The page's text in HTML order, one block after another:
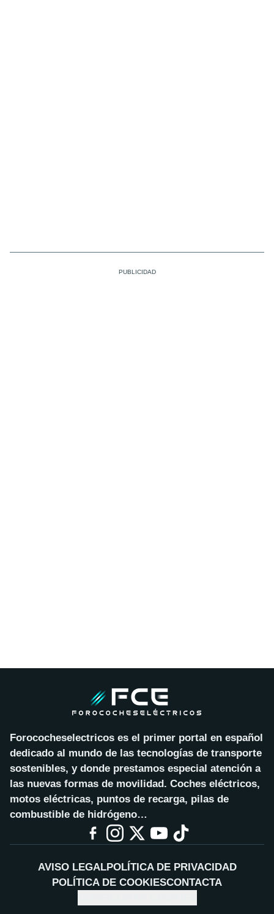
Forococheselectricos es el primer portal en español
dedicado al mundo de las tecnologías de transporte
sostenibles, y donde prestamos especial atención a
las nuevas formas de movilidad. Coches eléctricos,
motos eléctricas, puntos de recarga, pilas de
combustible de hidrógeno…
AVISO LEGALPOLÍTICA DE PRIVACIDAD
POLÍTICA DE COOKIESCONTACTA